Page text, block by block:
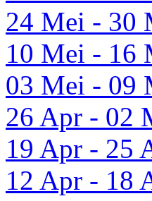
24 Mei - 30
10 Mei - 16
03 Mei - 09
26 Apr - 02
19 Apr - 25
12 Apr - 18